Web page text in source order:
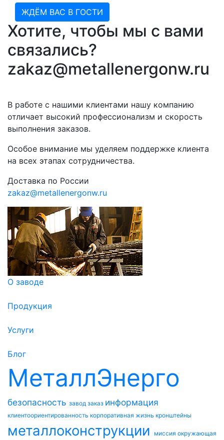
ЖДЁМ ВАС В ГОСТИ
Хотите, чтобы мы с вами
связались?
zakaz@metallenergonw.ru
В работе с нашими клиентами нашу компанию
отличает высокий профессионализм и скорость
выполнения заказов.
Особое внимание мы уделяем поддержке клиента
на всех этапах сотрудничества.
Доставка по России
zakaz@metallenergonw.ru
О заводе
Продукция
Услуги
Блог
МеталлЭнерго
безопасность завод заказ информация
клиентоориентированность корпоративная жизнь кронштейны
металлоконструкции миссия окружающая